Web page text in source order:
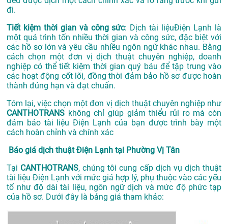
đi.
Tiết kiệm thời gian và công sức: Dịch tài liệuĐiện Lạnh là
một quá trình tốn nhiều thời gian và công sức, đặc biệt với
các hồ sơ lớn và yêu cầu nhiều ngôn ngữ khác nhau. Bằng
cách chọn một đơn vị dịch thuật chuyên nghiệp, doanh
nghiệp có thể tiết kiệm thời gian quý báu để tập trung vào
các hoạt động cốt lõi, đồng thời đảm bảo hồ sơ được hoàn
thành đúng hạn và đạt chuẩn.
Tóm lại, việc chọn một đơn vị dịch thuật chuyên nghiệp như
CANTHOTRANS không chỉ giúp giảm thiểu rủi ro mà còn
đảm bảo tài liệu Điện Lạnh của bạn được trình bày một
cách hoàn chỉnh và chính xác
Báo giá dịch thuật Điện Lạnh tại Phường Vị Tân
Tại CANTHOTRANS, chúng tôi cung cấp dịch vụ dịch thuật
tài liệu Điện Lạnh với mức giá hợp lý, phụ thuộc vào các yếu
tố như độ dài tài liệu, ngôn ngữ dịch và mức độ phức tạp
của hồ sơ. Dưới đây là bảng giá tham khảo: